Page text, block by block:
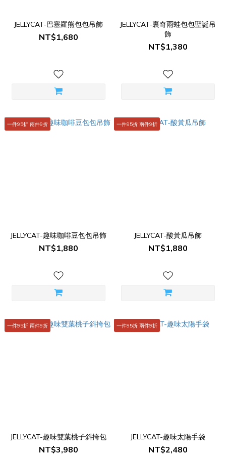
JELLYCAT-巴塞羅熊包包吊飾
NT$1,680
JELLYCAT-裏奇雨蛙包包聖誕吊
飾
NT$1,380
一件95折 兩件9折
JELLYCAT-趣味咖啡豆包包吊飾
NT$1,880
一件95折 兩件9折
JELLYCAT-酸黃瓜吊飾
NT$1,880
一件95折 兩件9折
JELLYCAT-趣味雙葉桃子斜挎包
NT$3,980
一件95折 兩件9折
JELLYCAT-趣味太陽手袋
NT$2,480